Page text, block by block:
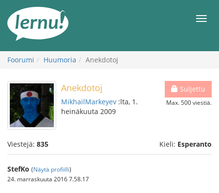
sisältöön
Foorumi Huumoria Anekdotoj
Suljettu
Max. 500 viestiä.
Anekdotoj
MikhailMarkeyev :lta, 1.
heinäkuuta 2009
Viestejä: 835 Kieli: Esperanto
StefKo (Näytä profiilli)
24. marraskuuta 2016 7.58.17